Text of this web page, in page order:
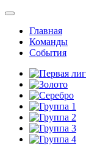
Главная
Команды
События